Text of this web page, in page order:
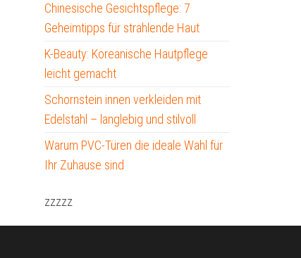
Chinesische Gesichtspflege: 7
Geheimtipps für strahlende Haut
K-Beauty: Koreanische Hautpflege
leicht gemacht
Schornstein innen verkleiden mit
Edelstahl – langlebig und stilvoll
Warum PVC-Türen die ideale Wahl für
Ihr Zuhause sind
zzzzz